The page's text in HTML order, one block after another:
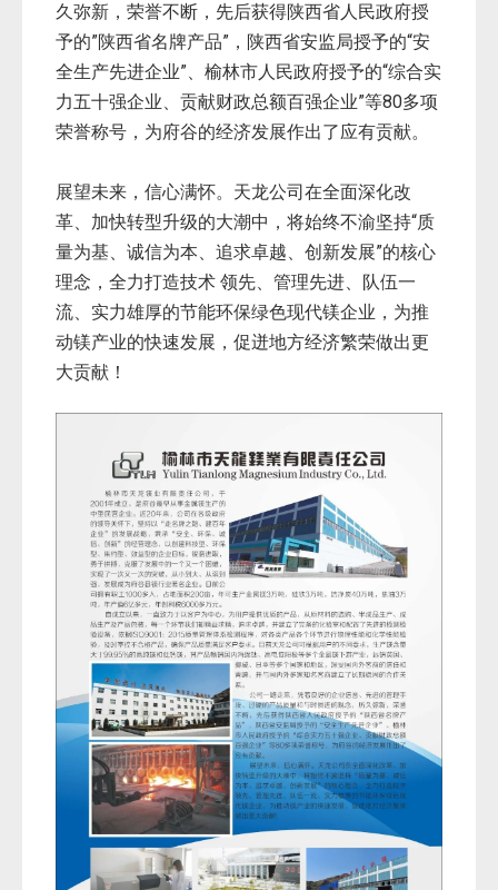
久弥新，荣誉不断，先后获得陕西省人民政府授
予的”陕西省名牌产品”，陕西省安监局授予的“安
全生产先进企业”、榆林市人民政府授予的“综合实
力五十强企业、贡献财政总额百强企业”等80多项
荣誉称号，为府谷的经济发展作出了应有贡献。
展望未来，信心满怀。天龙公司在全面深化改
革、加快转型升级的大潮中，将始终不渝坚持“质
量为基、诚信为本、追求卓越、创新发展”的核心
理念，全力打造技术 领先、管理先进、队伍一
流、实力雄厚的节能环保绿色现代镁企业，为推
动镁产业的快速发展，促迸地方经济繁荣做出更
大贡献！